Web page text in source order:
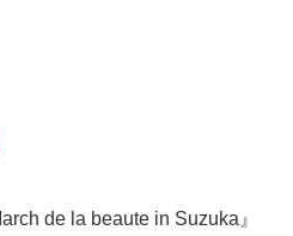
de la beaute in Suzuka』